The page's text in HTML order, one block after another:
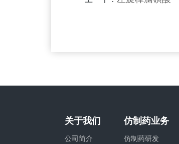
关于我们
公司简介
仿制药业务
仿制药研发